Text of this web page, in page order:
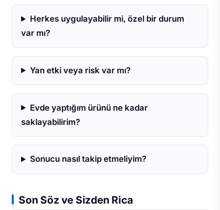
Herkes uygulayabilir mi, özel bir durum
var mı?
Yan etki veya risk var mı?
Evde yaptığım ürünü ne kadar
saklayabilirim?
Sonucu nasıl takip etmeliyim?
Son Söz ve Sizden Rica